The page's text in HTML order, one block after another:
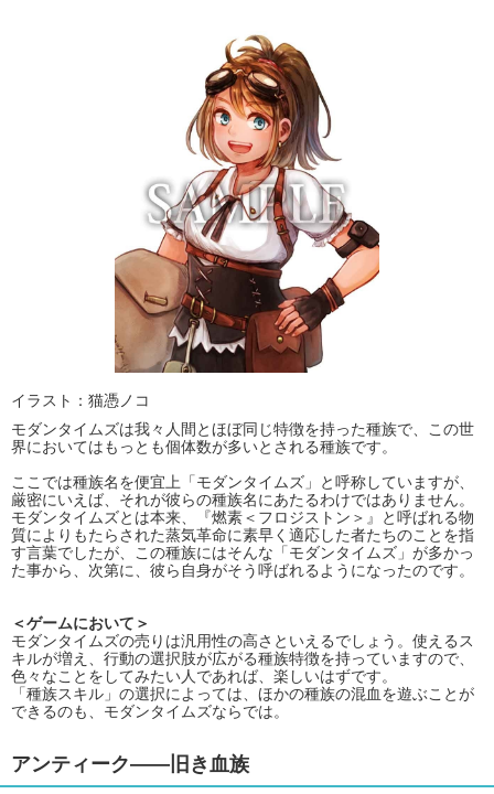
イラスト：猫憑ノコ
モダンタイムズは我々人間とほぼ同じ特徴を持った種族で、この世
界においてはもっとも個体数が多いとされる種族です。
ここでは種族名を便宜上「モダンタイムズ」と呼称していますが、
厳密にいえば、それが彼らの種族名にあたるわけではありません。
モダンタイムズとは本来、『燃素＜フロジストン＞』と呼ばれる物
質によりもたらされた蒸気革命に素早く適応した者たちのことを指
す言葉でしたが、この種族にはそんな「モダンタイムズ」が多かっ
た事から、次第に、彼ら自身がそう呼ばれるようになったのです。
＜ゲームにおいて＞
モダンタイムズの売りは汎用性の高さといえるでしょう。使えるス
キルが増え、行動の選択肢が広がる種族特徴を持っていますので、
色々なことをしてみたい人であれば、楽しいはずです。
「種族スキル」の選択によっては、ほかの種族の混血を遊ぶことが
できるのも、モダンタイムズならでは。
アンティーク――旧き血族